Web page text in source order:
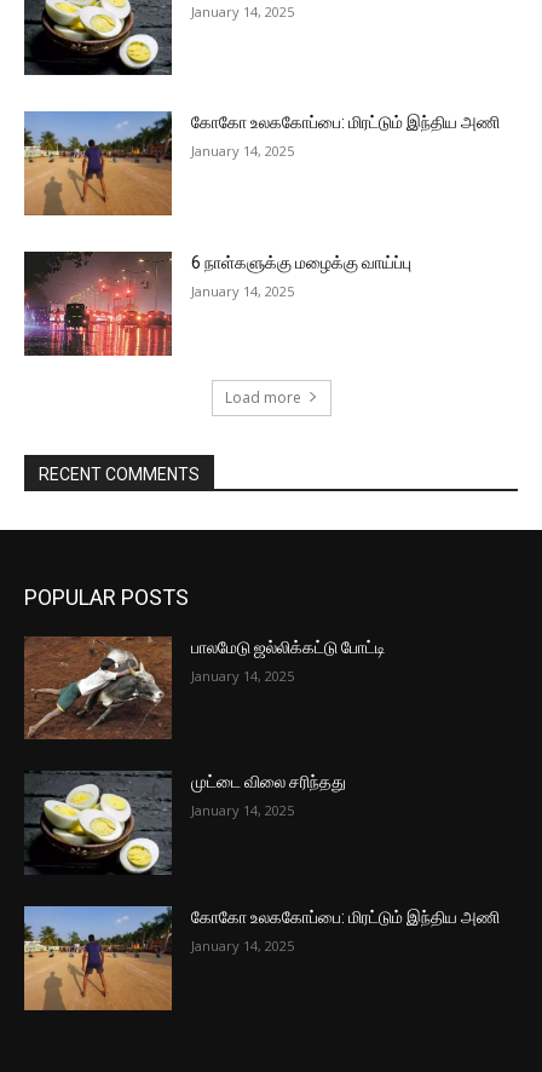
January 14, 2025
கோகோ உலககோப்பை: மிரட்டும் இந்திய அணி
January 14, 2025
6 நாள்களுக்கு மழைக்கு வாய்ப்பு
January 14, 2025
Load more
RECENT COMMENTS
POPULAR POSTS
பாலமேடு ஜல்லிக்கட்டு போட்டி
January 14, 2025
முட்டை விலை சரிந்தது
January 14, 2025
கோகோ உலககோப்பை: மிரட்டும் இந்திய அணி
January 14, 2025